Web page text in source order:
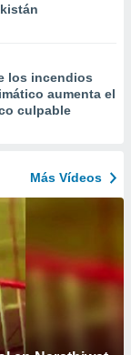
los incendios
aumenta el
culpable
Más Vídeos